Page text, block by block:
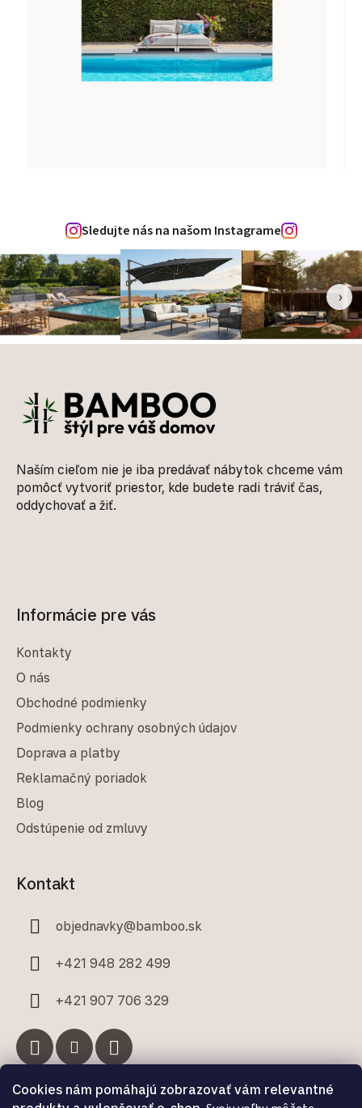
Cookies nám pomáhajú zobrazovať vám relevantné
Sledujte nás na našom Instagrame
‹ ›
Naším cieľom nie je iba predávať nábytok chceme vám
pomôcť vytvoriť priestor, kde budete radi tráviť čas,
oddychovať a žiť.
Informácie pre vás
Kontakty
O nás
Obchodné podmienky
Podmienky ochrany osobných údajov
Doprava a platby
Reklamačný poriadok
Blog
Odstúpenie od zmluvy
Kontakt
objednavky@bamboo.sk
+421 948 282 499
+421 907 706 329